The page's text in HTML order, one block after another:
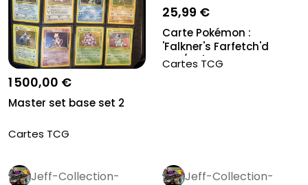
1 500,00 €
Master set base set 2
Cartes TCG
25,99 €
Carte Pokémon :
'Falkner's Farfetch'd
003/141', Gr...
Cartes TCG
Jeff-Collection-
Jeff-Collection-